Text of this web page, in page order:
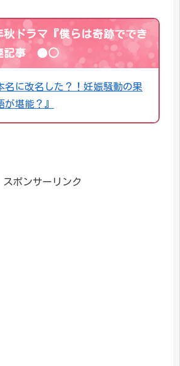
ドラマ『僕らは奇跡ででき
記事 ●○
名に改名した？！妊娠騒動の果
堪能？』
スポンサーリンク